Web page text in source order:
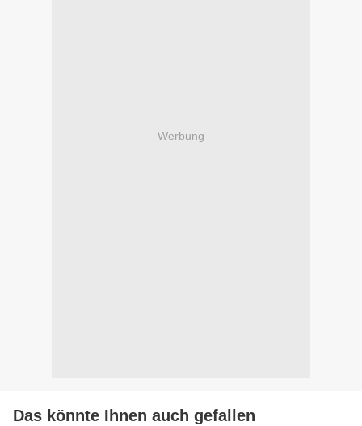
Werbung
Das könnte Ihnen auch gefallen